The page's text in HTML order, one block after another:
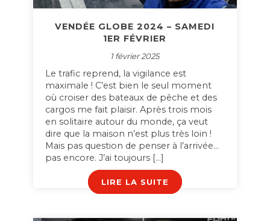
VENDÉE GLOBE 2024 – SAMEDI
1ER FÉVRIER
1 février 2025
Le trafic reprend, la vigilance est
maximale ! C’est bien le seul moment
où croiser des bateaux de pêche et des
cargos me fait plaisir. Après trois mois
en solitaire autour du monde, ça veut
dire que la maison n’est plus très loin !
Mais pas question de penser à l’arrivée…
pas encore. J’ai toujours […]
LIRE LA SUITE